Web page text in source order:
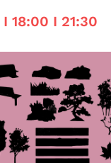
18:00 I 21:30